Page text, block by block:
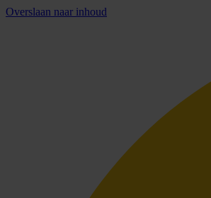
Overslaan naar inhoud